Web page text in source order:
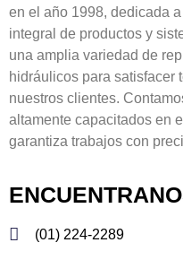
en el año 1998, dedicada
integral de productos y
una amplia variedad de
hidráulicos para satisfacer
nuestros clientes.
altamente capacitados en
garantiza trabajos con
(01) 224-2289